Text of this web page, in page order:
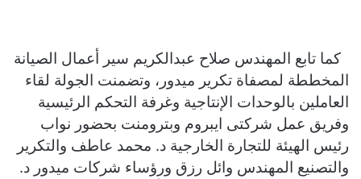
كما تابع المهندس صلاح عبدالكريم سير أعمال الصيانة
المخططة لمصفاة تكرير ميدور، وتضمنت الجولة لقاء
العاملين بالوحدات الإنتاجية وغرفة التحكم الرئيسية
وفريق عمل شركتى ايبروم وبترومنت بحضور نواب
رئيس الهيئة للتجارة الخارجية د. محمد عاطف والتكرير
والتصنيع المهندس وائل رزق ورؤساء شركات ميدور د.